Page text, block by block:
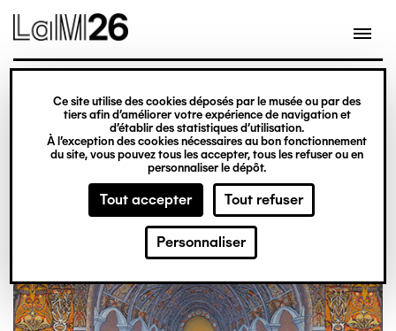
Gestion des cookies
Ce site utilise des cookies déposés par le musée ou par des
tiers afin d’améliorer votre expérience de navigation et
d’établir des statistiques d’utilisation.
À l’exception des cookies nécessaires au bon fonctionnement
du site, vous pouvez tous les accepter, tous les refuser ou en
personnaliser le dépôt.
Tout accepter Tout refuser
Personnaliser
Aller
au
contenu
principal
exposition
Du 20 février 2026
au 31 décembre 2027
Obsession
Billetterie